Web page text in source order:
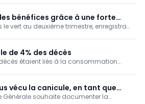
bénéfices grâce à une forte
vert au deuxième trimestre, enregistrant
de 4% des décès
étaient liés à la consommation
vécu la canicule, en tant que
[Enquête]
Générale souhaite documenter la